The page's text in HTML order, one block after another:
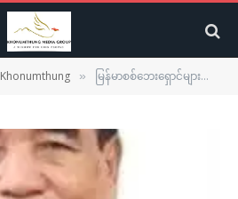
Khonumthung » မြန်မာစစ်ဘေးရှောင်များအရေး ကူညီဆောင်ရွက်ရန် အိန္ဒိယဝန်ကြီးချုပ်ထံ မီဇိုရမ်ဝန်ကြီးချုပ် တင်ပြတောင်းဆို